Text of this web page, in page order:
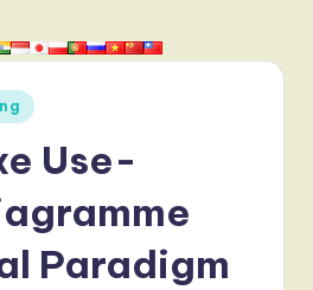
Use-
Paradigm